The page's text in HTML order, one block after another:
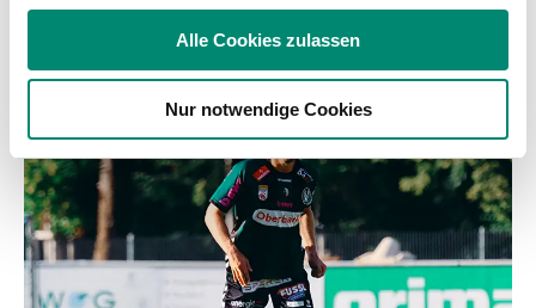
Partner führen diese Informationen möglicherweise mit
weiteren Daten zusammen, die Sie ihnen bereitgestellt
haben oder die sie im Rahmen Ihrer Nutzung der Dienste
gesammelt haben.
Weitere Details, insbesondere zu Speicherdauer und
Empfänger entnehmen Sie unserer
.
Alle Cookies zulassen
Nur notwendige Cookies
WEITERE NEWS